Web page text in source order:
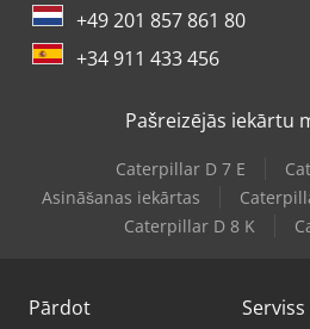
+49 201 857 861 80
+34 911 433 456
Pašreizējās iekārtu
Caterpillar D 7 E
Asināšanas iekārtas
Caterpillar D 8 K
Pārdot